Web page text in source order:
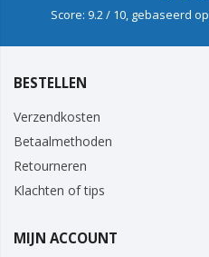
Score: 9.2/ 10, gebaseerd op
BESTELLEN
Verzendkosten
Betaalmethoden
Retourneren
Klachten of tips
MIJN ACCOUNT